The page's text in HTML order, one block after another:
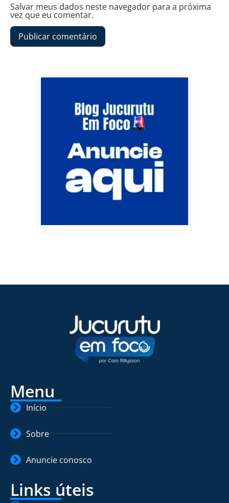
Salvar meus dados neste navegador para a próxima
vez que eu comentar.
Menu
Início
Sobre
Anuncie conosco
Links úteis